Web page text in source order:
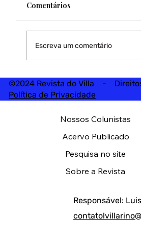
Comentários
Escreva um comentário
©2024 Revista do Villa -
Política de Privacidade
Responsável:
Nossos Colunistas
Acervo Publicado
Pesquisa no site
Sobre a Revista